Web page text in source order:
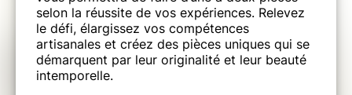
selon la réussite de vos expériences. Relevez
le défi, élargissez vos compétences
artisanales et créez des pièces uniques qui se
démarquent par leur originalité et leur beauté
intemporelle.